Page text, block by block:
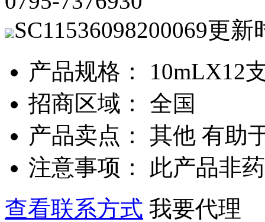
SC11536098200069更新
产品规格： 10mLX12
招商区域： 全国
产品卖点： 其他 有助
注意事项： 此产品非
查看联系方式 我要代理